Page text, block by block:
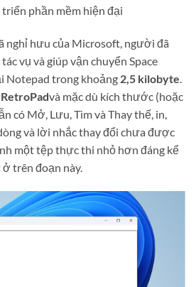
phần mềm hiện đại
nghỉ hưu của Microsoft, người đã
vụ và giúp vận chuyển Space
Notepad trong khoảng 2,5 kilobyte
và mặc dù kích thước (hoặc
có Mở, Lưu, Tìm và Thay thế, in,
và lời nhắc thay đổi chưa được
một tệp thực thi nhỏ hơn đáng kể
trên đoạn này.